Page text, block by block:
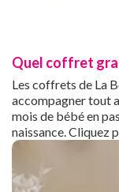
Quel coffret
Les coffrets de La
accompagner tout
mois de bébé en
naissance. Cliquez